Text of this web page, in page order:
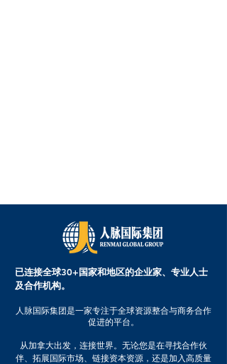
已连接全球30+国家和地区的企业家、专业人士
及合作机构。
人脉国际集团是一家专注于全球资源整合与商务合作
促进的平台。
从加拿大出发，连接世界。无论您是在寻找合作伙
伴、拓展国际市场、链接资本资源，还是加入高质量